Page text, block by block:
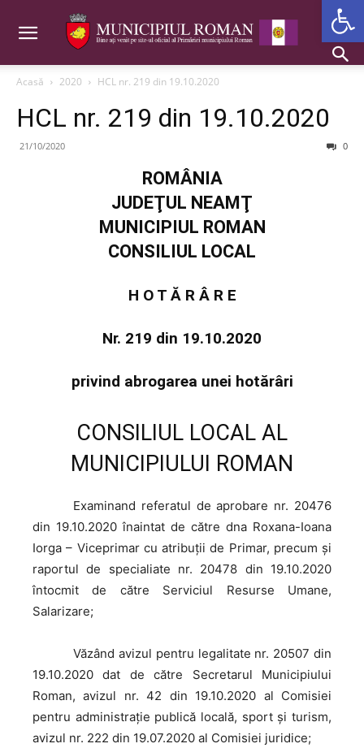
Acasă 2020 HCL nr. 219 din 19.10.2020
HCL nr. 219 din 19.10.2020
21/10/2020 0
ROMÂNIA
JUDEŢUL NEAMŢ
MUNICIPIUL ROMAN
CONSILIUL LOCAL
H O T Ă R Â R E
Nr. 219 din 19.10.2020
privind abrogarea unei hotărâri
CONSILIUL LOCAL AL
MUNICIPIULUI ROMAN
Examinand referatul de aprobare nr. 20476
din 19.10.2020 înaintat de către dna Roxana-Ioana
Iorga – Viceprimar cu atribuții de Primar, precum şi
raportul de specialiate nr. 20478 din 19.10.2020
întocmit de către Serviciul Resurse Umane,
Salarizare;
Văzând avizul pentru legalitate nr. 20507 din
19.10.2020 dat de către Secretarul Municipiului
Roman, avizul nr. 42 din 19.10.2020 al Comisiei
pentru administraţie publică locală, sport şi turism,
avizul nr. 222 din 19.07.2020 al Comisiei juridice;